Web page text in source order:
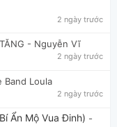
2 ngày trước
- Nguyễn Vĩ
2 ngày trước
Band Loula
2 ngày trước
Ẩn Mộ Vua Đinh) -